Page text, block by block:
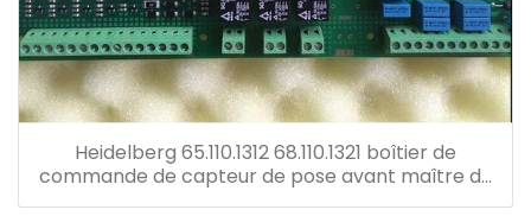
Heidelberg 65.110.1312 68.110.1321 boîtier de
commande de capteur de pose avant maître de
vitesse de remplacement u2 tableau électrique